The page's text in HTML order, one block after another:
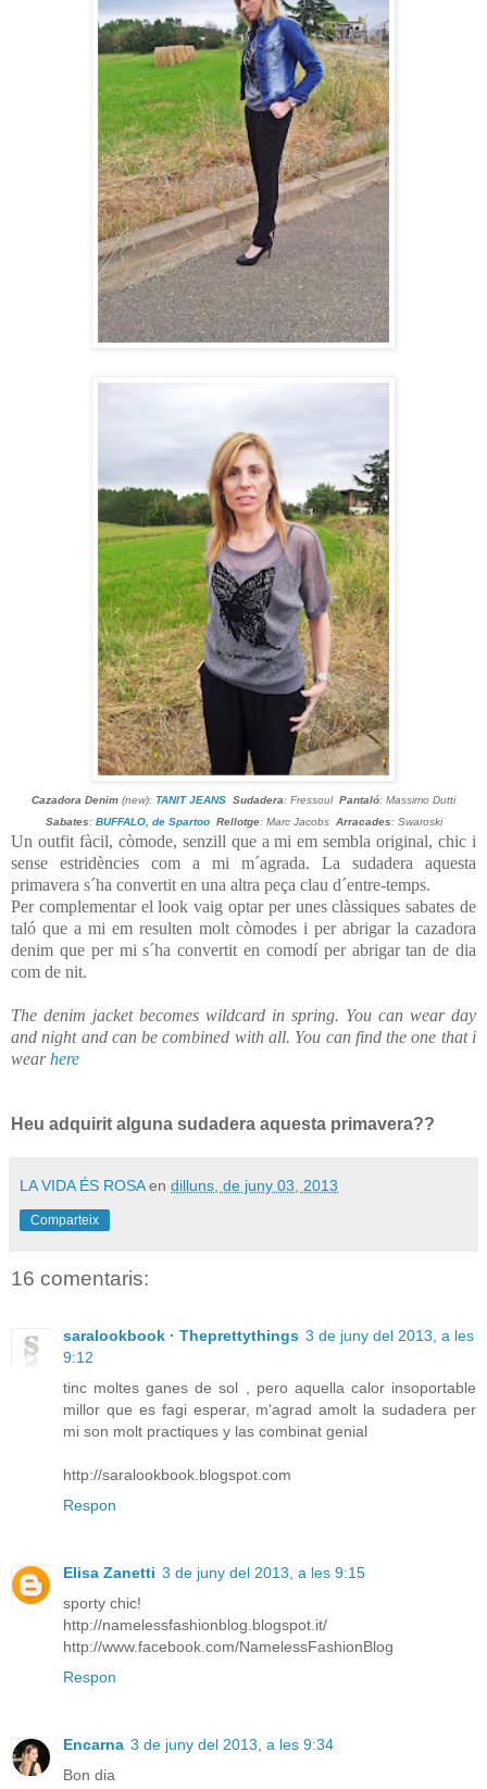
Cazadora Denim (new): TANIT JEANS Sudadera: Fressoul Pantaló: Massimo Dutti
Sabates: BUFFALO, de Spartoo Rellotge: Marc Jacobs Arracades: Swaroski
Un outfit fàcil, còmode, senzill que a mi em sembla original, chic i
sense estridències com a mi m´agrada. La sudadera aquesta
primavera s´ha convertit en una altra peça clau d´entre-temps.
Per complementar el look vaig optar per unes clàssiques sabates de
taló que a mi em resulten molt còmodes i per abrigar la cazadora
denim que per mi s´ha convertit en comodí per abrigar tan de dia
com de nit.
The denim jacket becomes wildcard in spring. You can wear day
and night and can be combined with all. You can find the one that i
wearhere
Heu adquirit alguna sudadera aquesta primavera??
LA VIDA ÉS ROSA en dilluns, de juny 03, 2013
Comparteix
16 comentaris:
saralookbook · Theprettythings 3 de juny del 2013, a les
9:12
tinc moltes ganes de sol , pero aquella calor insoportable
millor que es fagi esperar, m'agrad amolt la sudadera per
mi son molt practiques y las combinat genial
http://saralookbook.blogspot.com
Respon
Elisa Zanetti 3 de juny del 2013, a les 9:15
sporty chic!
http://namelessfashionblog.blogspot.it/
http://www.facebook.com/NamelessFashionBlog
Respon
Encarna 3 de juny del 2013, a les 9:34
Bon dia